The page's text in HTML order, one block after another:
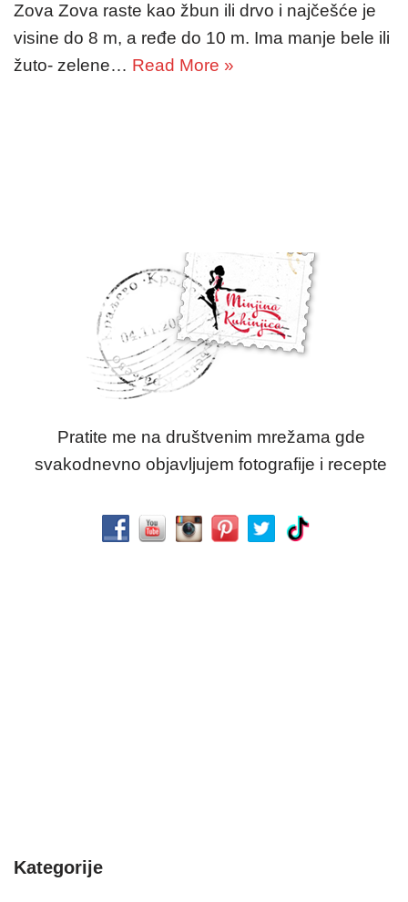
Zova Zova raste kao žbun ili drvo i najčešće je
visine do 8 m, a ređe do 10 m. Ima manje bele ili
žuto- zelene… Read More »
Pratite me na društvenim mrežama gde
svakodnevno objavljujem fotografije i recepte
Kategorije